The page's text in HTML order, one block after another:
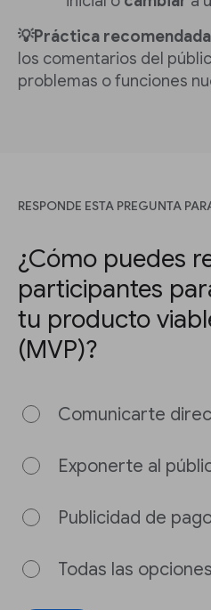
💡Práctica
los comentarios del
problemas o funciones
RESPONDE ESTA PREGUNTA
¿Cómo puedes
participantes
tu producto
(MVP)?
Comunicarte
Exponerte al
Publicidad de
Todas las